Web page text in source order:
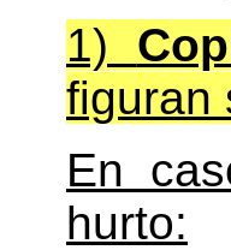
1)
figuran
En
hurto: